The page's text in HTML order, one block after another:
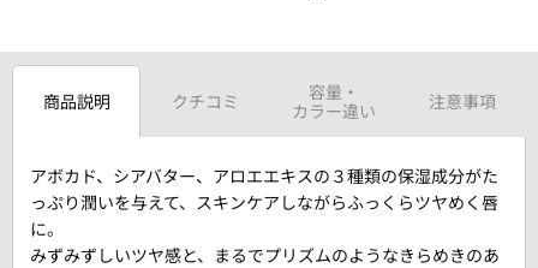
商品説明 クチコミ
容量・
カラー違い
注意事項
アボカド、シアバター、アロエエキスの３種類の保湿成分がた
っぷり潤いを与えて、スキンケアしながらふっくらツヤめく唇
に。
みずみずしいツヤ感と、まるでプリズムのようなきらめきのあ